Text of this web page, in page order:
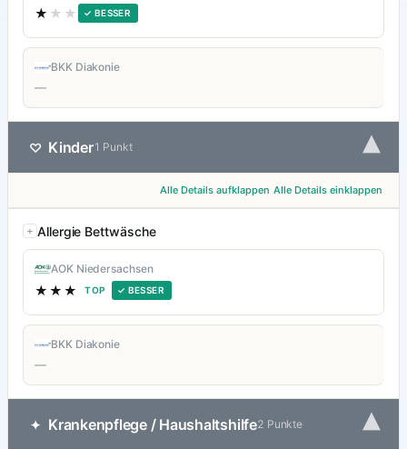
★ ★★ ✓ BESSER
BKK Diakonie
—
♡ Kinder1 Punkt ▾
Alle Details aufklappen Alle Details einklappen
Allergie Bettwäsche
AOK Niedersachsen
★★★ TOP ✓ BESSER
BKK Diakonie
—
✦ Krankenpflege / Haushaltshilfe2 Punkte ▾